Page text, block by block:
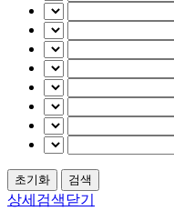
상세검색닫기